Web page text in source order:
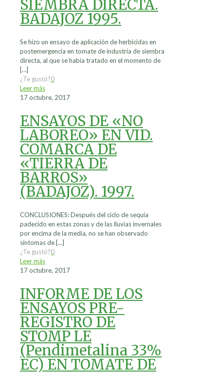
SIEMBRA DIRECTA.
BADAJOZ 1995.
Se hizo un ensayo de aplicación de herbicidas en
postemergencia en tomate de industria de siembra
directa, al que se había tratado en el momento de
[…]
¿Te gustó?0
Leer más
17 octubre, 2017
ENSAYOS DE «NO
LABOREO» EN VID.
COMARCA DE
«TIERRA DE
BARROS»
(BADAJOZ). 1997.
CONCLUSIONES: Después del ciclo de sequía
padecido en estas zonas y de las lluvias invernales
por encima de la media, no se han observado
síntomas de […]
¿Te gustó?0
Leer más
17 octubre, 2017
INFORME DE LOS
ENSAYOS PRE-
REGISTRO DE
STOMP LE
(Pendimetalina 33%
EC) EN TOMATE DE